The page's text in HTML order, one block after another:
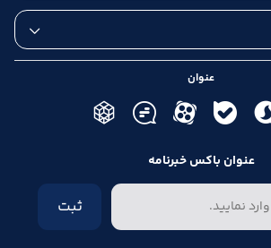
عنوان
عنوان باکس خبرنامه
ثبت